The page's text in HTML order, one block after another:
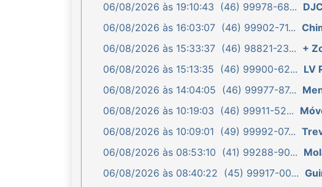
06/08/2026 às 19:10:43 (46) 99978-68...
06/08/2026 às 16:03:07 (46) 99902-71...
06/08/2026 às 15:33:37 (46) 98821-23... +
06/08/2026 às 15:13:35 (46) 99900-62... LV
06/08/2026 às 14:04:05 (46) 99977-87...
06/08/2026 às 10:19:03 (46) 99911-52...
06/08/2026 às 10:09:01 (49) 99992-07...
06/08/2026 às 08:53:10 (41) 99288-90...
06/08/2026 às 08:40:22 (45) 99917-00...